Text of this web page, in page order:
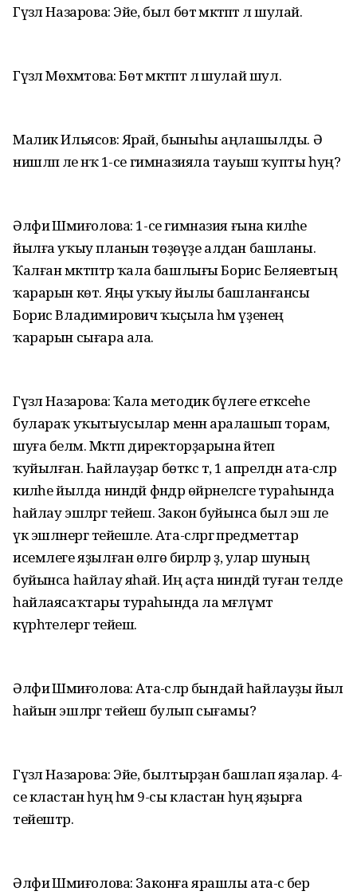
Гүзәл Назарова: Эйе, был бөтә мәкәтәптә лә шулай.
Гүзәл Мөхәмәтова: Бөтә мәктәптә лә шулай шул.
Малик Ильясов: Ярай, быныһы аңлашылды. Ә
нишләп әле нәҡ 1-се гимназияла тауыш ҡупты һуң?
Әлфиә Шәмиғолова: 1-се гимназия ғына киләһе
йылға уҡыу планын төҙөүҙе алдан башланы.
Ҡалған мәктәптәр ҡала башлығы Борис Беляевтың
ҡарарын көтә. Яңы уҡыу йылы башланғансы
Борис Владимирович ҡыҫыла һәм үҙенең
ҡарарын сығара ала.
Гүзәл Назарова: Ҡала методик бүлеге етәксеһе
булараҡ уҡытыусылар менән аралашып торам,
шуға беләм. Мәктәп директорҙарына әйтеп
ҡуйылған. Һайлауҙар бөткәс тә, 1 апрелдән ата-әсәләр
киләһе йылда ниндәй фәндәр өйрәнеләсәге тураһында
һайлау эшләргә тейеш. Закон буйынса был эш әле
үк эшләнергә тейешле. Ата-әсәләргә предметтар
исемлеге яҙылған өлгө бирәләр ҙә, улар шуның
буйынса һайлау яһай. Иң аҫта ниндәй туған телде
һайлаясаҡтары тураһында ла мәғлүмәт
күрһәтелергә тейеш.
Әлфиә Шәмиғолова: Ата-әсәләр бындай һайлауҙы йыл
һайын эшләргә тейеш булып сығамы?
Гүзәл Назарова: Эйе, былтырҙан башлап яҙалар. 4-
се кластан һуң һәм 9-сы кластан һуң яҙырға
тейештәр.
Әлфиә Шәмиғолова: Законға ярашлы ата-әсә бер